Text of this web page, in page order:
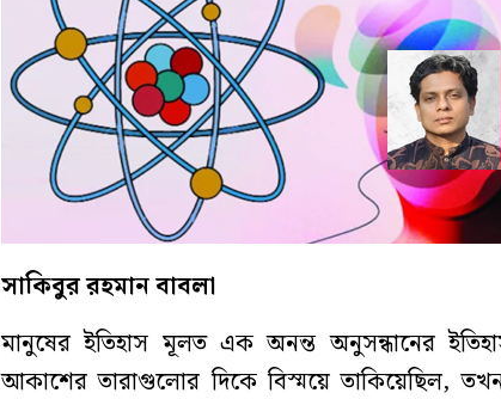
সাকিবুর রহমান বাবলা
মানুষের ইতিহাস মূলত এক অনন্ত অনুসন্ধানের
আকাশের তারাগুলোর দিকে বিস্ময়ে তাকিয়েছিল,